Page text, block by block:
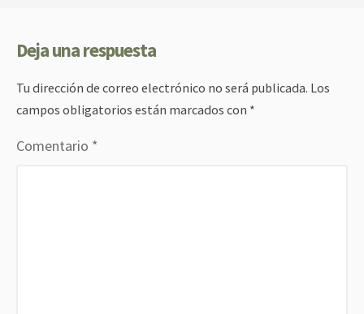
Deja una respuesta
Tu dirección de correo electrónico no será publicada. Los
campos obligatorios están marcados con *
Comentario *